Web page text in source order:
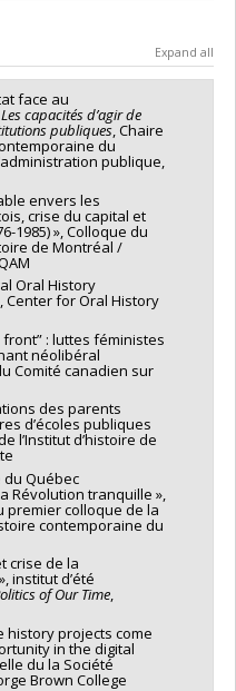
Expand all
face au
Les capacités d’agir de
publiques, Chaire
du
publique,
envers les
crise du capital et
1985) », Colloque du
de Montréal /
Oral History
Center for Oral History
front” : luttes féministes
néolibéral
Comité canadien sur
des parents
d’écoles publiques
l’Institut d’histoire de
du Québec
Révolution tranquille »,
premier colloque de la
contemporaine du
crise de la
institut d’été
of Our Time,
history projects come
in the digital
du la Société
Brown College